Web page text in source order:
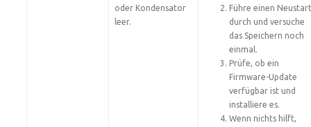
oder Kondensator
leer.
Führe einen Neustart
durch und versuche
das Speichern noch
einmal.
Prüfe, ob ein
Firmware-Update
verfügbar ist und
installiere es.
Wenn nichts hilft,